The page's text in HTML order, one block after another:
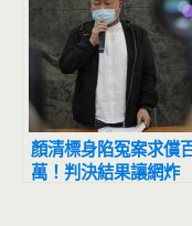
顏清標身陷冤案求償
萬！判決結果讓網炸